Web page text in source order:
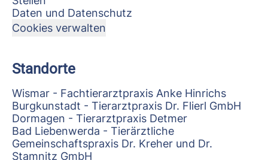
Daten und Datenschutz
Cookies verwalten
Standorte
Wismar - Fachtierarztpraxis Anke Hinrichs
Burgkunstadt - Tierarztpraxis Dr. Flierl GmbH
Dormagen - Tierarztpraxis Detmer
Bad Liebenwerda - Tierärztliche
Gemeinschaftspraxis Dr. Kreher und Dr.
Stamnitz GmbH